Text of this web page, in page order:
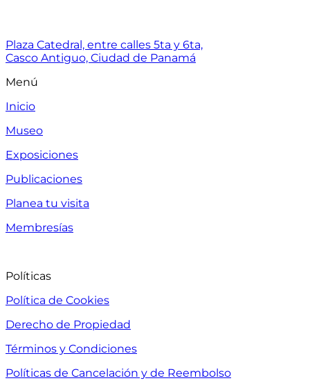
Plaza Catedral, entre calles 5ta y 6ta,
Casco Antiguo, Ciudad de Panamá
Menú
Inicio
Museo
Exposiciones
Publicaciones
Planea tu visita
Membresías
Políticas
Política de Cookies
Derecho de Propiedad
Términos y Condiciones
Políticas de Cancelación y de Reembolso